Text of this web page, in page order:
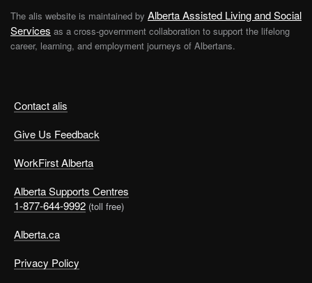
Contact alis
Give Us Feedback
WorkFirst Alberta
Alberta Supports Centres
1-877-644-9992 (toll free)
Alberta.ca
Privacy Policy
The alis website is maintained by Alberta Assisted Living and Social
Services as a cross-government collaboration to support the lifelong
career, learning, and employment journeys of Albertans.